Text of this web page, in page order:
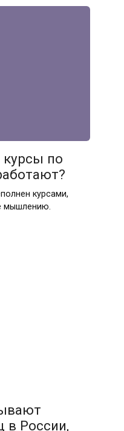
по
курсами,
мышлению.
в России,